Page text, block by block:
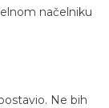
načelniku
Ne bih